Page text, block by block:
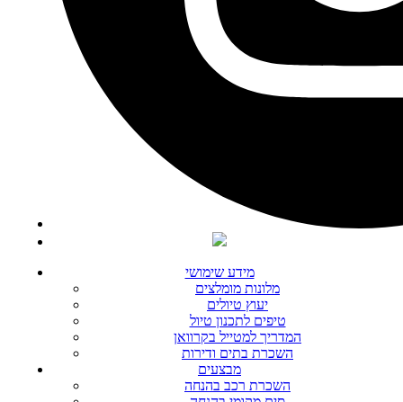
מידע שימושי
מלונות מומלצים
יעוץ טיולים
טיפים לתכנון טיול
המדריך למטייל בקרוואן
השכרת בתים ודירות
מבצעים
השכרת רכב בהנחה